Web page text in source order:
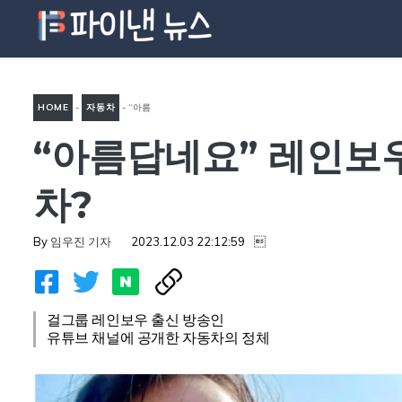
츠
HOME - 자동차 - “아름
답네요” 레인보우 출신 조현영
이 모는 벤츠 C클래스는 어떤
차?
“아름답네요” 레인
차?
By 임우진 기자 2023.12.03 22:12:59 
걸그룹 레인보우 출신 방송인
유튜브 채널에 공개한 자동차의 정체